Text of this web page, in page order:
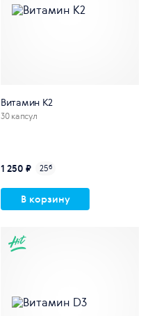
Витамин К2
30 капсул
1 250 ₽ 25б
В корзину